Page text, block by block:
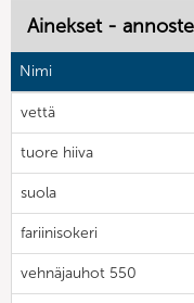
Ainekset -
Nimi
vettä
tuore hiiva
suola
fariinisokeri
vehnäjauhot 550